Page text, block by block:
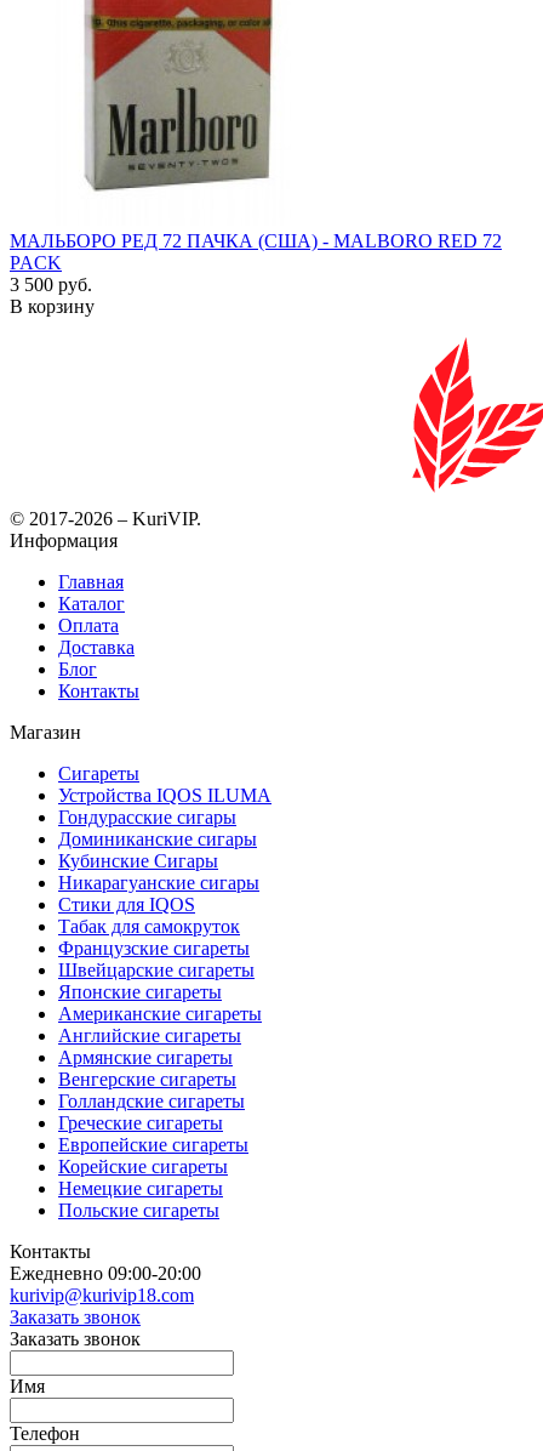
МАЛЬБОРО РЕД 72 ПАЧКА (США) - MALBORO RED 72
PACK
3 500 руб.
В корзину
© 2017-2026 – KuriVIP.
Информация
Главная
Каталог
Оплата
Доставка
Блог
Контакты
Магазин
Сигареты
Устройства IQOS ILUMA
Гондурасские сигары
Доминиканские сигары
Кубинские Сигары
Никарагуанские сигары
Стики для IQOS
Табак для самокруток
Французские сигареты
Швейцарские сигареты
Японские сигареты
Американские сигареты
Английские сигареты
Армянские сигареты
Венгерские сигареты
Голландские сигареты
Греческие сигареты
Европейские сигареты
Корейские сигареты
Немецкие сигареты
Польские сигареты
Контакты
Ежедневно 09:00-20:00
kurivip@kurivip18.com
Заказать звонок
Заказать звонок
Имя
Телефон